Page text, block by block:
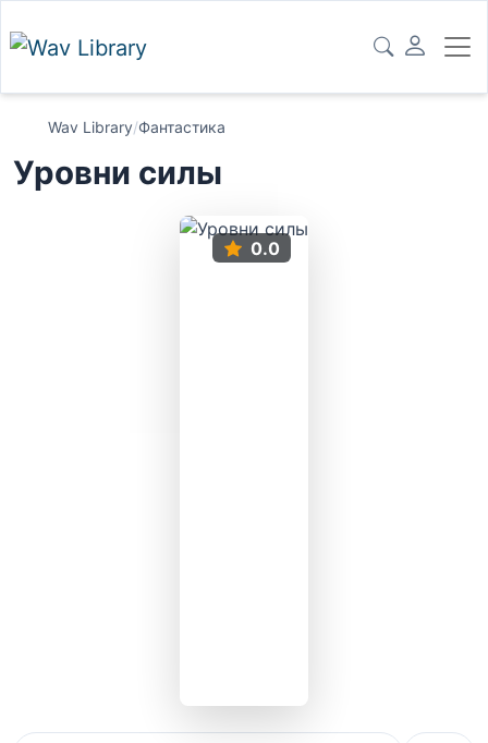
Wav Library/Фантастика
Уровни силы
0.0